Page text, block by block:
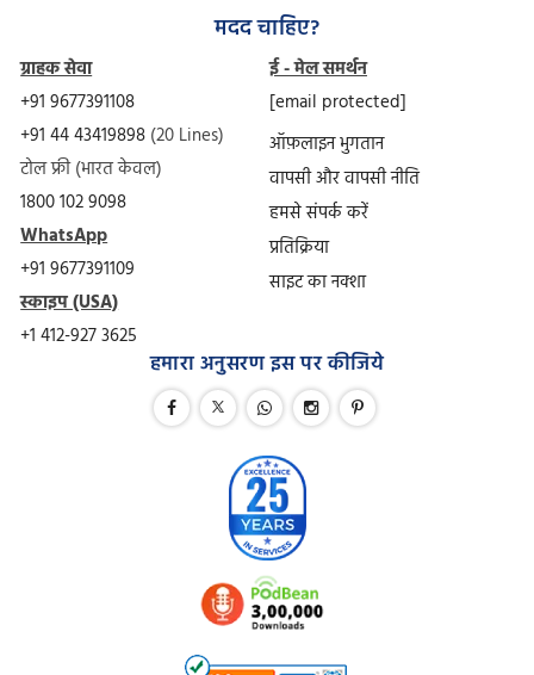
मदद चाहिए?
ग्राहक सेवा
+91 9677391108
+91 44 43419898 (20 Lines)
टोल फ्री (भारत केवल)
1800 102 9098
WhatsApp
+91 9677391109
स्काइप (USA)
+1 412-927 3625
ई - मेल समर्थन
[email protected]
ऑफ़लाइन भुगतान
वापसी और वापसी नीति
हमसे संपर्क करें
प्रतिक्रिया
साइट का नक्शा
हमारा अनुसरण इस पर कीजिये